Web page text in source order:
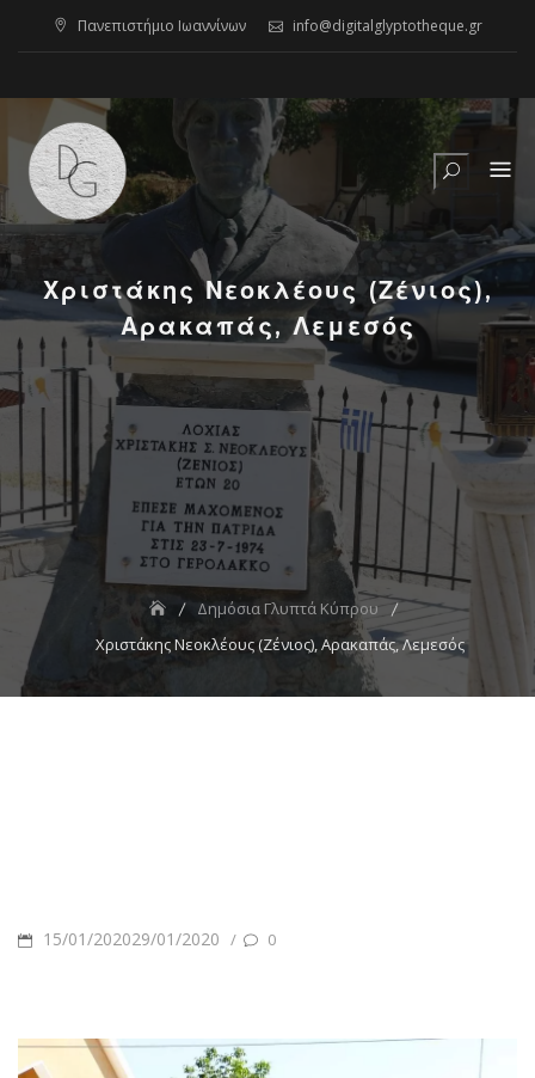
Πανεπιστήμιο Ιωαννίνων info@digitalglyptotheque.gr
Χριστάκης Νεοκλέους (Ζένιος),
Αρακαπάς, Λεμεσός
Δημόσια Γλυπτά Κύπρου
Χριστάκης Νεοκλέους (Ζένιος), Αρακαπάς, Λεμεσός
POSTED15/01/202029/01/2020 / 0